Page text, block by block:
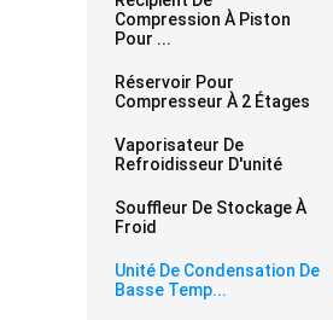
Compression À Piston
Pour ...
Réservoir Pour
Compresseur À 2 Étages
Vaporisateur De
Refroidisseur D'unité
Souffleur De Stockage À
Froid
Unité De Condensation De
Basse Temp...